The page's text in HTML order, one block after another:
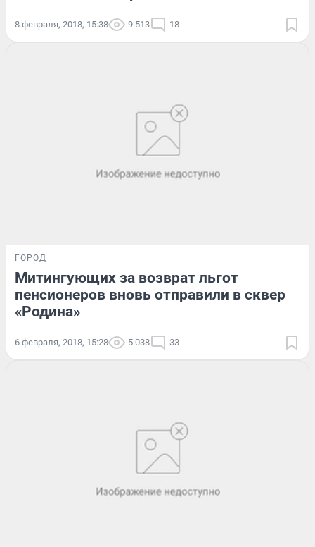
8 февраля, 2018, 15:38 9 513 18
ГОРОД
Митингующих за возврат льгот
пенсионеров вновь отправили в сквер
«Родина»
6 февраля, 2018, 15:28 5 038 33